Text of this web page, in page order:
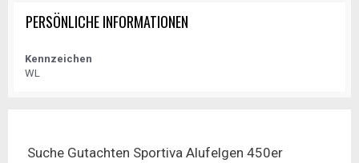
PERSÖNLICHE INFORMATIONEN
Kennzeichen
WL
Suche Gutachten Sportiva Alufelgen 450er